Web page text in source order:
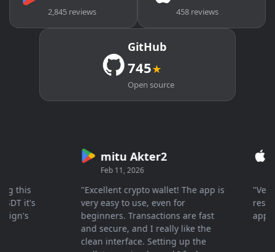
2,845 reviews 458 reviews
GitHub
745★
Open source
it's
mitu Akter2
Feb 11, 2026
"Excellent crypto wallet! The app is
very easy to use, even for
beginners. Transactions are fast
and secure, and I really like the
clean interface. Setting up the
"Very